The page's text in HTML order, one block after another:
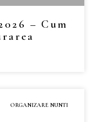
– Cum
ORGANIZARE NUNTI